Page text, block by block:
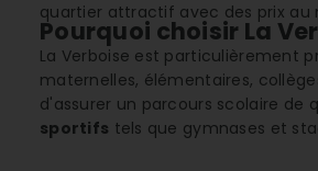
quartier attractif avec des prix au
Pourquoi choisir La
La Verboise est particulièrement
maternelles, élémentaires,
d'assurer un parcours scolaire
sportifs tels que gymnases et